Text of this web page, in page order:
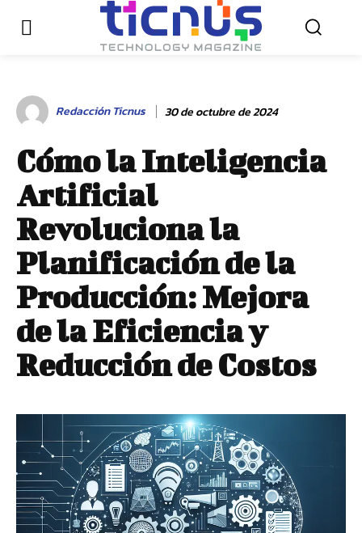
Redacción Ticnus 30 de octubre de 2024
Cómo la Inteligencia
Artificial
Revoluciona la
Planificación de la
Producción: Mejora
de la Eficiencia y
Reducción de Costos